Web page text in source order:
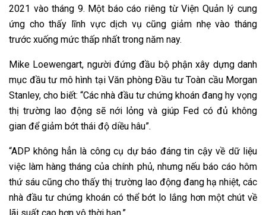
2021 vào tháng 9. Một báo cáo riêng từ Viện Quản lý cung
ứng cho thấy lĩnh vực dịch vụ cũng giảm nhẹ vào tháng
trước xuống mức thấp nhất trong năm nay.
Mike Loewengart, người đứng đầu bộ phận xây dựng danh
mục đầu tư mô hình tại Văn phòng Đầu tư Toàn cầu Morgan
Stanley, cho biết: “Các nhà đầu tư chứng khoán đang hy vọng
thị trường lao động sẽ nới lỏng và giúp Fed có đủ không
gian để giảm bớt thái độ diều hâu”.
“ADP không hẳn là công cụ dự báo đáng tin cậy về dữ liệu
việc làm hàng tháng của chính phủ, nhưng nếu báo cáo hôm
thứ sáu cũng cho thấy thị trường lao động đang hạ nhiệt, các
nhà đầu tư chứng khoán có thể bớt lo lắng hơn một chút về